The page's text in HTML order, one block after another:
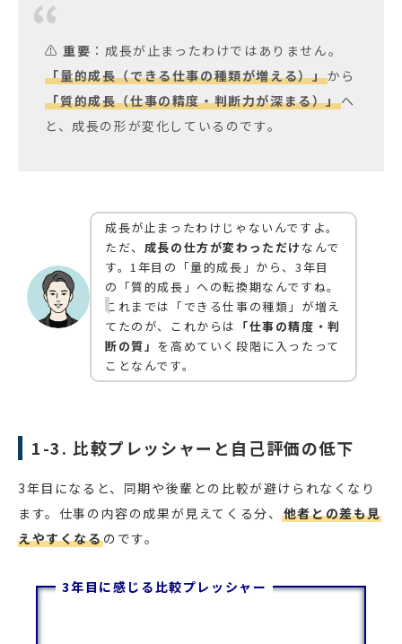
⚠重要 ：成長が止まったわけではありません。
「量的成長（できる仕事の種類が増える）」から
「質的成長（仕事の精度・判断力が深まる）」へ
と、成長の形が変化しているのです。
成長が止まったわけじゃないんですよ。
ただ、 成長の仕方が変わっただけ なんで
す。1年目の「量的成長」から、3年目
の「質的成長」への転換期なんですね。
これまでは「できる仕事の種類」が増え
てたのが、これからは 「仕事の精度・判
断の質」 を高めていく段階に入ったって
ことなんです。
1-3. 比較プレッシャーと自己評価の低下
3年目になると、同期や後輩との比較が避けられなくなり
ます。仕事の内容の成果が見えてくる分、他者との差も見
えやすくなるのです。
3年目に感じる比較プレッシャー